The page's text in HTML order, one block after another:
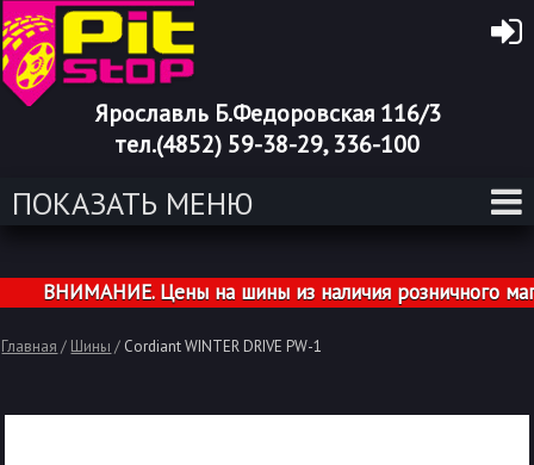
Ярославль Б.Федоровская 116/3
тел.(4852) 59-38-29, 336-100
ПОКАЗАТЬ МЕНЮ
ВНИМАНИЕ. Цены на шины из наличия розничного
Главная / Шины / Cordiant WINTER DRIVE PW-1